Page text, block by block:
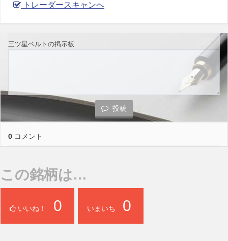
トレーダースキャンへ
三ツ星ベルトの掲示板
投稿
0 コメント
この銘柄は…
いいね！ 0 いまいち 0